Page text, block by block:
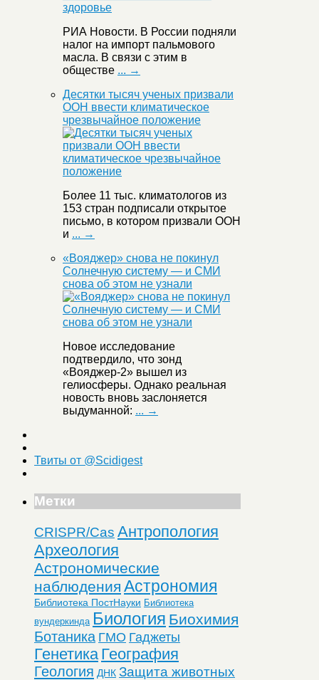
РИА Новости. В России подняли
налог на импорт пальмового
масла. В связи с этим в
обществе ... →
Десятки тысяч ученых призвали
ООН ввести климатическое
чрезвычайное положение
Более 11 тыс. климатологов из
153 стран подписали открытое
письмо, в котором призвали ООН
и ... →
«Вояджер» снова не покинул
Солнечную систему — и СМИ
снова об этом не узнали
Новое исследование
подтвердило, что зонд
«Вояджер-2» вышел из
гелиосферы. Однако реальная
новость вновь заслоняется
выдуманной: ... →
Твиты от @Scidigest
Метки
CRISPR/Cas Антропология
Археология
Астрономические
наблюдения Астрономия
Библиотека ПостНауки Библиотека
вундеркинда Биология Биохимия
Ботаника ГМО Гаджеты
Генетика География
Геология ДНК Защита животных